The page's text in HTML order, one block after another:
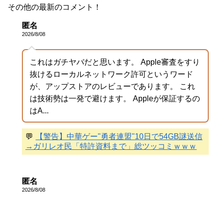
その他の最新のコメント！
匿名
2026/8/08
これはガチヤバだと思います。 Apple審査をすり
抜けるローカルネットワーク許可というワード
が、アップストアのレビューであります。 これ
は技術勢は一発で避けます。 Appleが保証するの
はA...
💬
【警告】中華ゲー"勇者連盟"10日で54GB謎送信
→ガリレオ民「特許資料まで」総ツッコミｗｗｗ
匿名
2026/8/08